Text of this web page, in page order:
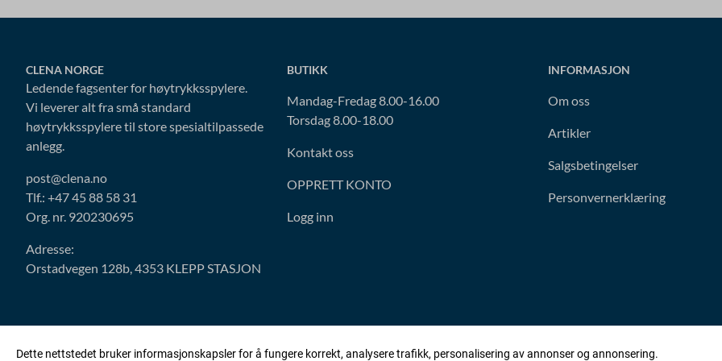
CLENA NORGE
Ledende fagsenter for høytrykksspylere.
Vi leverer alt fra små standard
høytrykksspylere til store spesialtilpassede
anlegg.
post@clena.no
Tlf.: +47 45 88 58 31
Org. nr. 920230695
Adresse:
Orstadvegen 128b, 4353 KLEPP STASJON
BUTIKK
Mandag-Fredag 8.00-16.00
Torsdag 8.00-18.00
Kontakt oss
OPPRETT KONTO
Logg inn
INFORMASJON
Om oss
Artikler
Salgsbetingelser
Personvernerklæring
Dette nettstedet bruker informasjonskapsler for å fungere korrekt, analysere trafikk, personalisering av annonser og annonsering.